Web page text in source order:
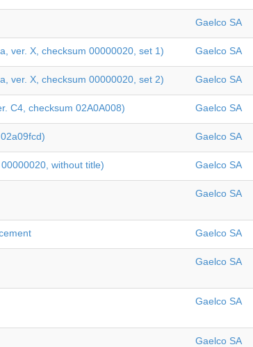
Gaelco SA
ver. X, checksum 00000020, set 1) Gaelco SA
ver. X, checksum 00000020, set 2) Gaelco SA
C4, checksum 02A0A008) Gaelco SA
Gaelco SA
without title) Gaelco SA
Gaelco SA
Gaelco SA
Gaelco SA
Gaelco SA
Gaelco SA